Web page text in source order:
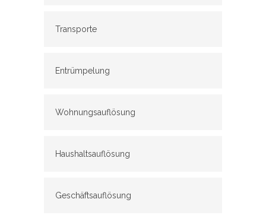
Transporte
Entrümpelung
Wohnungsauflösung
Haushaltsauflösung
Geschäftsauflösung